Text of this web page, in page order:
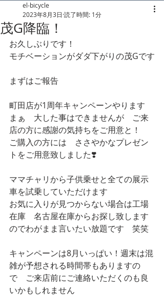
茂G降臨！
el-bicycle
2023年8月3日 読了時間: 1分
お久しぶりです！
モチベーションがダダ下がりの茂Gです
まずはご報告
町田店が1周年キャンペーンやります
まぁ　大した事はできませんが　ご来
店の方に感謝の気持ちをご用意と！
ご購入の方には　ささやかなプレゼン
トをご用意致しました❣️
ママチャリから子供乗せと全ての展示
車を試乗していただけます
お気に入りが見つからない場合は工場
在庫　名古屋在庫からお探し致します
のでわがまま言いたい放題です　笑笑
キャンペーンは8月いっぱい！週末は混
雑が予想される時間帯もありますの
で　ご来店前にご連絡いただくのも良
いかもしれません